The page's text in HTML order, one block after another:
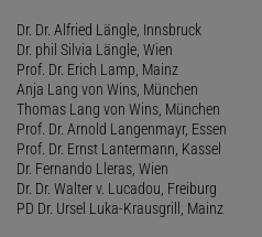
Dr. Dr. Alfried Längle, Innsbruck
Dr. phil Silvia Längle, Wien
Prof. Dr. Erich Lamp, Mainz
Anja Lang von Wins, München
Thomas Lang von Wins, München
Prof. Dr. Arnold Langenmayr, Essen
Prof. Dr. Ernst Lantermann, Kassel
Dr. Fernando Lleras, Wien
Dr. Dr. Walter v. Lucadou, Freiburg
PD Dr. Ursel Luka-Krausgrill, Mainz